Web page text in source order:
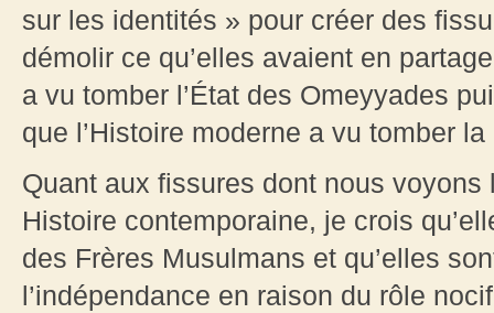
sur les identités » pour créer des
démolir ce qu’elles avaient en
a vu tomber l’État des Omeyyades
que l’Histoire moderne a vu tomber
Quant aux fissures dont nous
Histoire contemporaine, je crois
des Frères Musulmans et qu’elles
l’indépendance en raison du rôle